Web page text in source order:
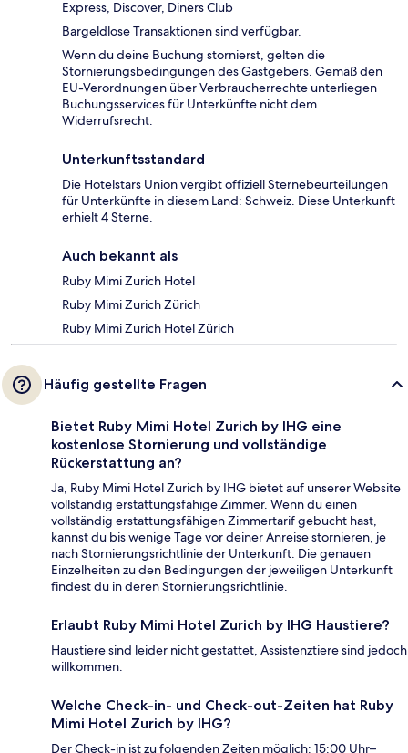
Express, Discover, Diners Club
Bargeldlose Transaktionen sind verfügbar.
Wenn du deine Buchung stornierst, gelten die
Stornierungsbedingungen des Gastgebers. Gemäß den
EU-Verordnungen über Verbraucherrechte unterliegen
Buchungsservices für Unterkünfte nicht dem
Widerrufsrecht.
Unterkunftsstandard
Die Hotelstars Union vergibt offiziell Sternebeurteilungen
für Unterkünfte in diesem Land: Schweiz. Diese Unterkunft
erhielt 4 Sterne.
Auch bekannt als
Ruby Mimi Zurich Hotel
Ruby Mimi Zurich Zürich
Ruby Mimi Zurich Hotel Zürich
Häufig gestellte Fragen
Bietet Ruby Mimi Hotel Zurich by IHG eine
kostenlose Stornierung und vollständige
Rückerstattung an?
Ja, Ruby Mimi Hotel Zurich by IHG bietet auf unserer Website
vollständig erstattungsfähige Zimmer. Wenn du einen
vollständig erstattungsfähigen Zimmertarif gebucht hast,
kannst du bis wenige Tage vor deiner Anreise stornieren, je
nach Stornierungsrichtlinie der Unterkunft. Die genauen
Einzelheiten zu den Bedingungen der jeweiligen Unterkunft
findest du in deren Stornierungsrichtlinie.
Erlaubt Ruby Mimi Hotel Zurich by IHG Haustiere?
Haustiere sind leider nicht gestattet, Assistenztiere sind jedoch
willkommen.
Welche Check-in- und Check-out-Zeiten hat Ruby
Mimi Hotel Zurich by IHG?
Der Check-in ist zu folgenden Zeiten möglich: 15:00 Uhr–